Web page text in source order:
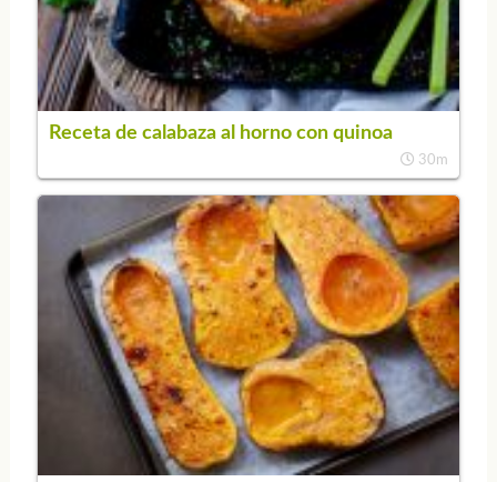
Receta de calabaza al horno con quinoa
30m